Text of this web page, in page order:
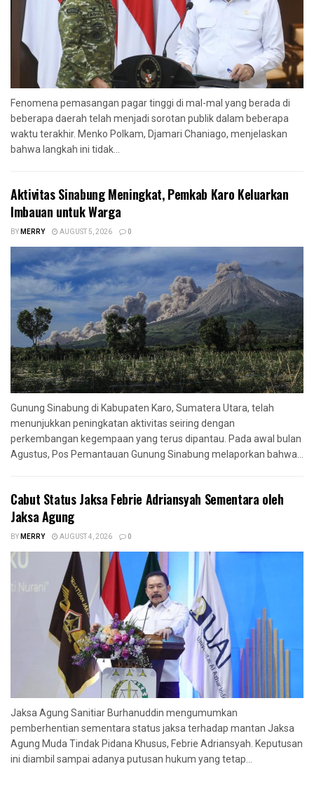
Fenomena pemasangan pagar tinggi di mal-mal yang berada di
beberapa daerah telah menjadi sorotan publik dalam beberapa
waktu terakhir. Menko Polkam, Djamari Chaniago, menjelaskan
bahwa langkah ini tidak...
Aktivitas Sinabung Meningkat, Pemkab Karo Keluarkan
Imbauan untuk Warga
BYMERRY AUGUST 5, 2026 0
Gunung Sinabung di Kabupaten Karo, Sumatera Utara, telah
menunjukkan peningkatan aktivitas seiring dengan
perkembangan kegempaan yang terus dipantau. Pada awal bulan
Agustus, Pos Pemantauan Gunung Sinabung melaporkan bahwa...
Cabut Status Jaksa Febrie Adriansyah Sementara oleh
Jaksa Agung
BYMERRY AUGUST 4, 2026 0
Jaksa Agung Sanitiar Burhanuddin mengumumkan
pemberhentian sementara status jaksa terhadap mantan Jaksa
Agung Muda Tindak Pidana Khusus, Febrie Adriansyah. Keputusan
ini diambil sampai adanya putusan hukum yang tetap...